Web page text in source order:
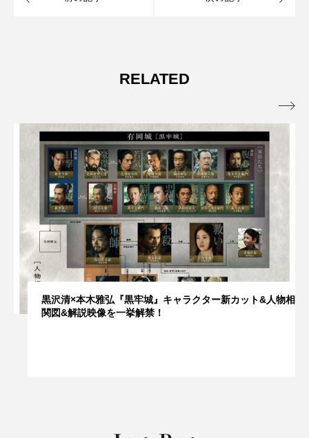
RELATED
黒沢清×本木雅弘『黒牢城』キャラクター新カット&人物相
関図&解説映像を一挙解禁！
